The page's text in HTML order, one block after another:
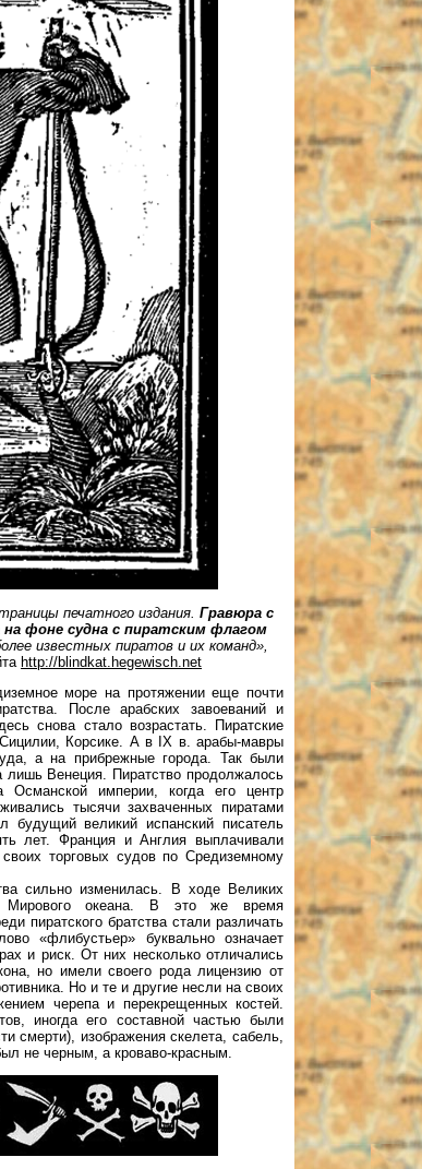
печатного издания. Гравюра с
фоне судна с пиратским флагом
известных пиратов и их команд»,
http://blindkat.hegewisch.net
море на протяжении еще почти
После арабских завоеваний и
снова стало возрастать. Пират­ские
Корсике. А в IX в. арабы-мавры
а на прибрежные города. Так были
Венеция. Пиратство продолжалось
империи, когда его центр
тысячи захваченных пиратами
великий испанский писатель
лет. Франция и Англия выплачивали
торговых судов по Средиземному
сильно изменилась. В ходе Великих
Мирового океана. В это же время
пиратского братства стали различать
«флибустьер» буквально означает
и риск. От них несколько отличались
но имели своего рода лицензию от
Но и те и другие несли на своих
черепа и перекрещенных костей.
иногда его составной частью были
смерти), изображения скелета, сабель,
не черным, а кроваво-красным.